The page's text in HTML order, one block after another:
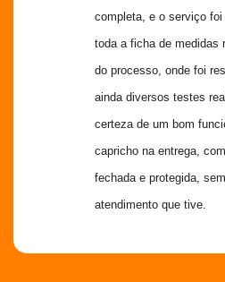
completa, e o serviço
toda a ficha de medidas
do processo, onde foi
ainda diversos testes
certeza de um bom
capricho na entrega,
fechada e protegida,
atendimento que tive.